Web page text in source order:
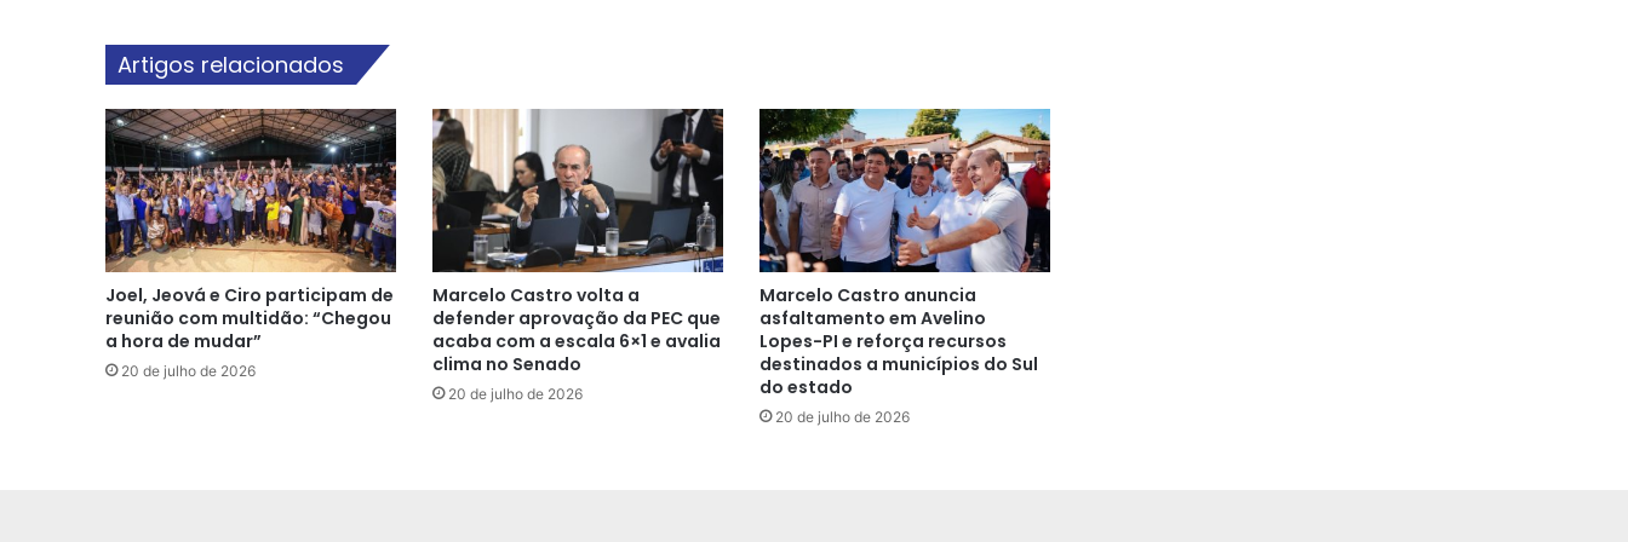
Artigos relacionados
Joel, Jeová e Ciro participam de
reunião com multidão: “Chegou
a hora de mudar”
20 de julho de 2026
Marcelo Castro volta a
defender aprovação da PEC que
acaba com a escala 6×1 e avalia
clima no Senado
20 de julho de 2026
Marcelo Castro anuncia
asfaltamento em Avelino
Lopes-PI e reforça recursos
destinados a municípios do Sul
do estado
20 de julho de 2026